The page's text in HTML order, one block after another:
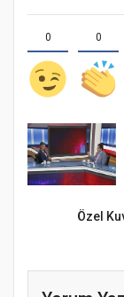
0 0
Özel